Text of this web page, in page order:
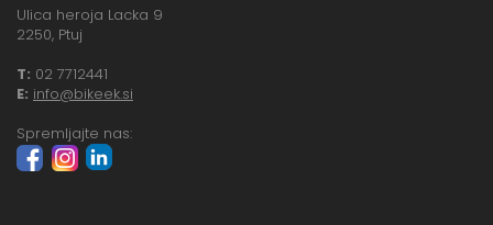
Ulica heroja Lacka 9
2250, Ptuj
T: 02 7712441
E: info@bikeek.si
Spremljajte nas: